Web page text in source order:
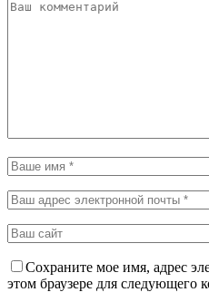
Сохраните мое имя, адрес
этом браузере для следующего